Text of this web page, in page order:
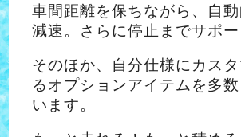
車間距離を保ちながら、自動
減速。さらに停止までサポー
そのほか、自分仕様にカス
るオプションアイテムを多
います。